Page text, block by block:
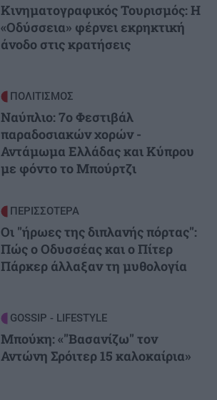
Κινηματογραφικός Τουρισμός: Η
«Οδύσσεια» φέρνει εκρηκτική
άνοδο στις κρατήσεις
ΠΟΛΙΤΙΣΜΟΣ
Ναύπλιο: 7ο Φεστιβάλ
παραδοσιακών χορών -
Αντάμωμα Ελλάδας και Κύπρου
με φόντο το Μπούρτζι
ΠΕΡΙΣΣΟΤΕΡΑ
Οι "ήρωες της διπλανής πόρτας":
Πώς ο Οδυσσέας και ο Πίτερ
Πάρκερ άλλαξαν τη μυθολογία
GOSSIP - LIFESTYLE
Μπούκη: «"Βασανίζω" τον
Αντώνη Σρόιτερ 15 καλοκαίρια»